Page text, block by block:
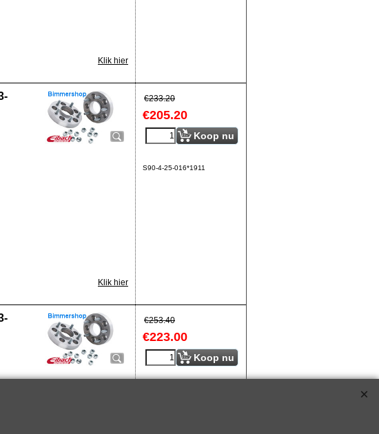
Klik hier
€233.20
€205.20
Koop nu
S90-4-25-016*1911
Klik hier
€253.40
€223.00
Koop nu